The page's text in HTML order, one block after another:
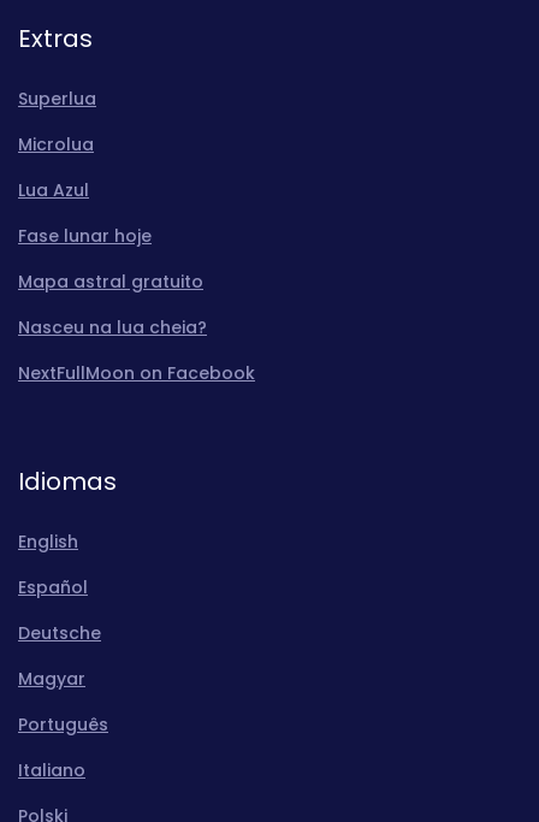
Extras
Superlua
Microlua
Lua Azul
Fase lunar hoje
Mapa astral gratuito
Nasceu na lua cheia?
NextFullMoon on Facebook
Idiomas
English
Español
Deutsche
Magyar
Português
Italiano
Polski